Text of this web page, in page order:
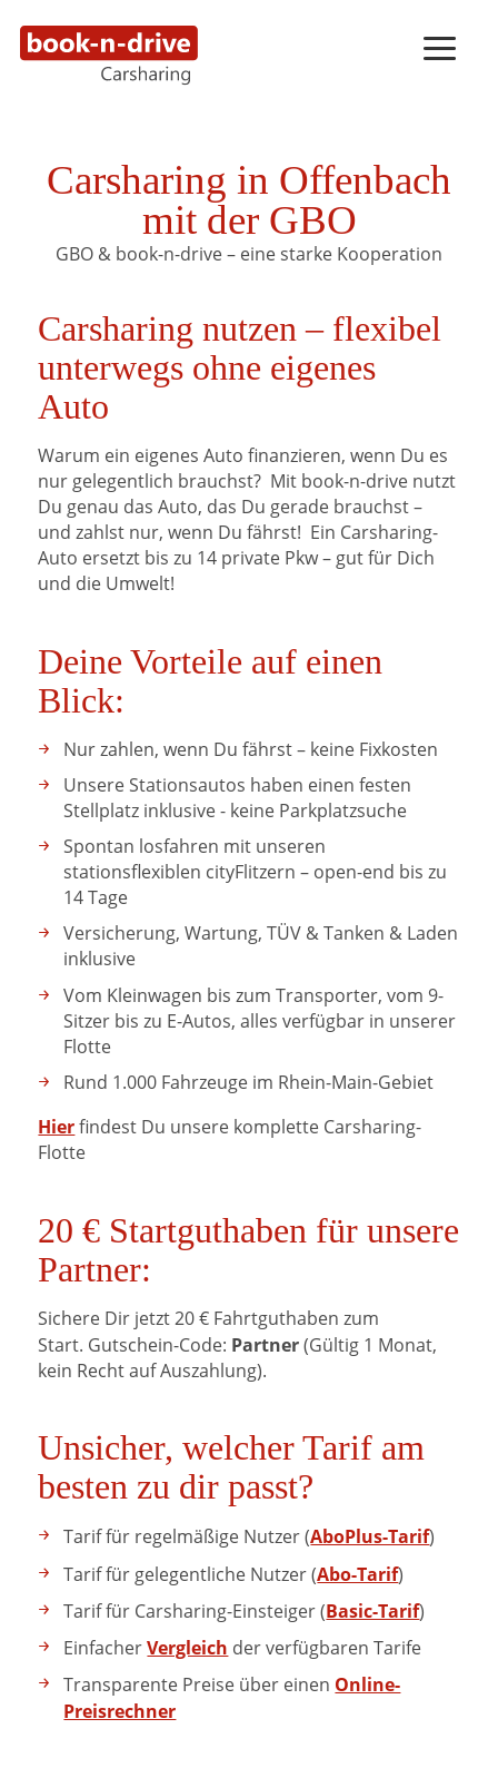
Carsharing in Offenbach
mit der GBO
GBO & book-n-drive – eine starke Kooperation
Carsharing nutzen – flexibel
unterwegs ohne eigenes
Auto
Warum ein eigenes Auto finanzieren, wenn Du es
nur gelegentlich brauchst? Mit book-n-drive nutzt
Du genau das Auto, das Du gerade brauchst –
und zahlst nur, wenn Du fährst! Ein Carsharing-
Auto ersetzt bis zu 14 private Pkw – gut für Dich
und die Umwelt!
Deine Vorteile auf einen
Blick:
Nur zahlen, wenn Du fährst – keine Fixkosten
Unsere Stationsautos haben einen festen
Stellplatz inklusive - keine Parkplatzsuche
Spontan losfahren mit unseren
stationsflexiblen cityFlitzern – open-end bis zu
14 Tage
Versicherung, Wartung, TÜV & Tanken & Laden
inklusive
Vom Kleinwagen bis zum Transporter, vom 9-
Sitzer bis zu E-Autos, alles verfügbar in unserer
Flotte
Rund 1.000 Fahrzeuge im Rhein-Main-Gebiet
Hier findest Du unsere komplette Carsharing-
Flotte
20 € Startguthaben für unsere
Partner:
Sichere Dir jetzt 20 € Fahrtguthaben zum
Start. Gutschein-Code: Partner (Gültig 1 Monat,
kein Recht auf Auszahlung).
Unsicher, welcher Tarif am
besten zu dir passt?
Tarif für regelmäßige Nutzer (AboPlus-Tarif)
Tarif für gelegentliche Nutzer (Abo-Tarif)
Tarif für Carsharing-Einsteiger (Basic-Tarif)
EinfacherVergleich der verfügbaren Tarife
Transparente Preise über einen Online-
Preisrechner